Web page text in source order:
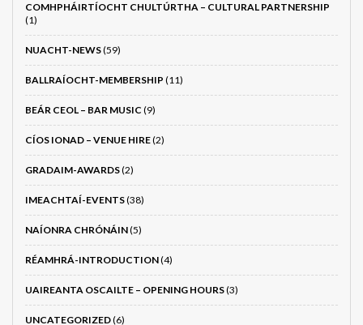
COMHPHÁIRTÍOCHT CHULTÚRTHA – CULTURAL PARTNERSHIP
(1)
NUACHT-NEWS(59)
BALLRAÍOCHT-MEMBERSHIP (11)
BEÁR CEOL – BAR MUSIC (9)
CÍOS IONAD – VENUE HIRE(2)
GRADAIM-AWARDS(2)
IMEACHTAÍ-EVENTS(38)
NAÍONRA CHRÓNÁIN(5)
RÉAMHRÁ-INTRODUCTION(4)
UAIREANTA OSCAILTE – OPENING HOURS(3)
UNCATEGORIZED(6)